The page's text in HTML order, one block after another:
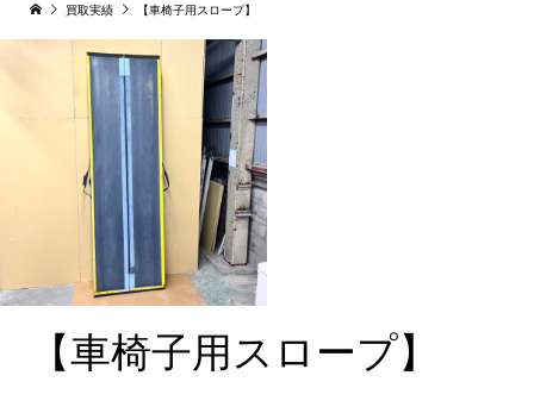
買取実績 【車椅子用スロープ】
【車椅子用スロープ】